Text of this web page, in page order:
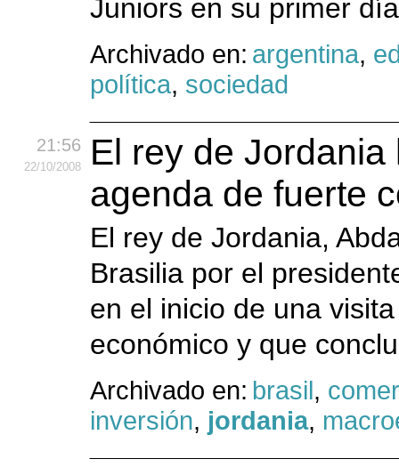
Juniors en su primer
Archivado en: argentina,
política, sociedad
21:56
22/10/2008
El rey de
agenda de fuerte
El rey de Jordania,
Brasilia por el
en el inicio de una
económico y que
Archivado en: brasil,
inversión, jordania,